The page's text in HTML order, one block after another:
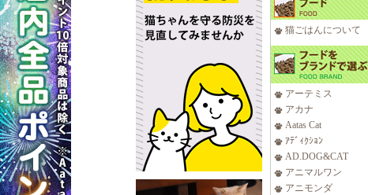
猫ごはんについて
アーテミス
アカナ
Aatas Cat
ｱﾃﾞｨｸｼｮﾝ
AD.DOG&CAT
アニマルワン
アニモンダ